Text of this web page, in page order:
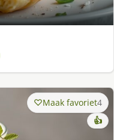
Maak favoriet4
👍